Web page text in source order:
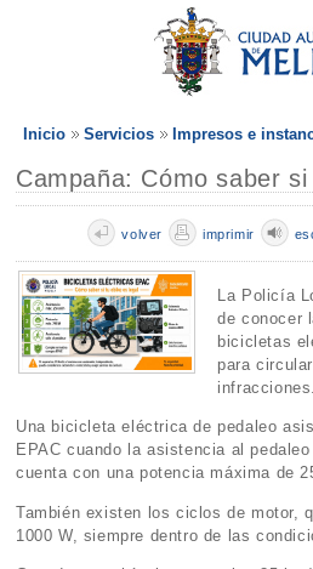
Inicio Servicios Impresos e
Campaña: Cómo saber
imprimir
volver
La Policía
de conocer
bicicletas
para
infracciones.
Una bicicleta eléctrica de pedaleo
EPAC cuando la asistencia al
cuenta con una potencia máxima de
También existen los ciclos de motor,
1000 W, siempre dentro de las